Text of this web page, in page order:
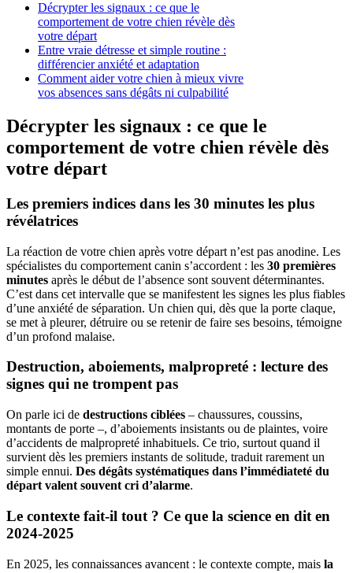
Décrypter les signaux : ce que le
comportement de votre chien révèle dès
votre départ
Entre vraie détresse et simple routine :
différencier anxiété et adaptation
Comment aider votre chien à mieux vivre
vos absences sans dégâts ni culpabilité
Décrypter les signaux : ce que le
comportement de votre chien révèle dès
votre départ
Les premiers indices dans les 30 minutes les plus
révélatrices
La réaction de votre chien après votre départ n’est pas anodine. Les
spécialistes du comportement canin s’accordent : les 30 premières
minutes après le début de l’absence sont souvent déterminantes.
C’est dans cet intervalle que se manifestent les signes les plus fiables
d’une anxiété de séparation. Un chien qui, dès que la porte claque,
se met à pleurer, détruire ou se retenir de faire ses besoins, témoigne
d’un profond malaise.
Destruction, aboiements, malpropreté : lecture des
signes qui ne trompent pas
On parle ici de destructions ciblées – chaussures, coussins,
montants de porte –, d’aboiements insistants ou de plaintes, voire
d’accidents de malpropreté inhabituels. Ce trio, surtout quand il
survient dès les premiers instants de solitude, traduit rarement un
simple ennui. Des dégâts systématiques dans l’immédiateté du
départ valent souvent cri d’alarme.
Le contexte fait-il tout ? Ce que la science en dit en
2024-2025
En 2025, les connaissances avancent : le contexte compte, mais la